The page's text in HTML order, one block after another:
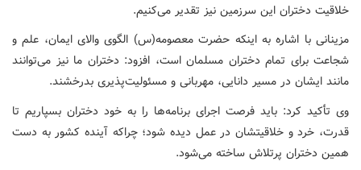
خلاقیت دختران این سرزمین نیز تقدیر می‌کنیم.
مزینانی با اشاره به اینکه حضرت معصومه(س) الگوی والای ایمان، علم و
شجاعت برای تمام دختران مسلمان است، افزود: دختران ما نیز می‌توانند
مانند ایشان در مسیر دانایی، مهربانی و مسئولیت‌پذیری بدرخشند.
وی تأکید کرد: باید فرصت اجرای برنامه‌ها را به خود دختران بسپاریم تا
قدرت، خرد و خلاقیتشان در عمل دیده شود؛ چراکه آینده کشور به دست
همین دختران پرتلاش ساخته می‌شود.